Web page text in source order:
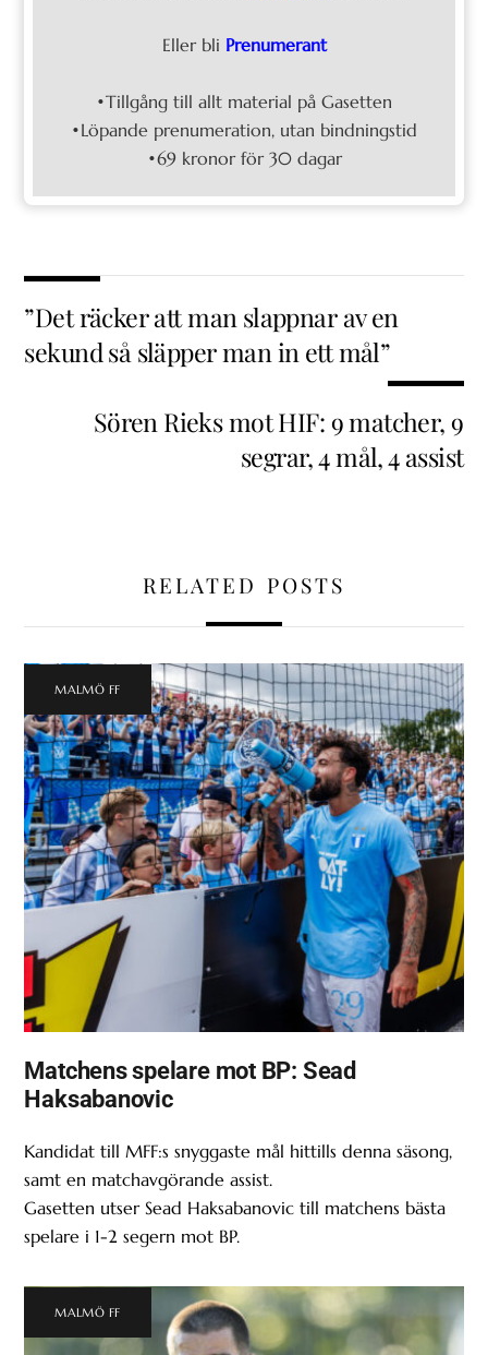
Eller bli Prenumerant
•Tillgång till allt material på Gasetten
•Löpande prenumeration, utan bindningstid
•69 kronor för 30 dagar
”Det räcker att man slappnar av en
sekund så släpper man in ett mål”
Sören Rieks mot HIF: 9 matcher, 9
segrar, 4 mål, 4 assist
RELATED POSTS
MALMÖ FF
Matchens spelare mot BP: Sead
Haksabanovic
Kandidat till MFF:s snyggaste mål hittills denna säsong,
samt en matchavgörande assist.
Gasetten utser Sead Haksabanovic till matchens bästa
spelare i 1-2 segern mot BP.
MALMÖ FF